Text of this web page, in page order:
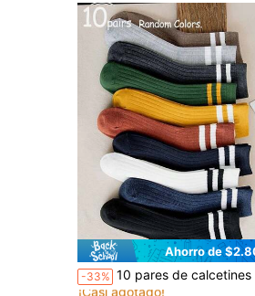
Ahorro de
-33% 10 pares de calcetines de media caña a rayas de varios colores al azar, talla única 35-43, calcetines para parejas
#3 Más vendidos en Ninguno Calcetines deportivos para hombre
¡Casi agotado!